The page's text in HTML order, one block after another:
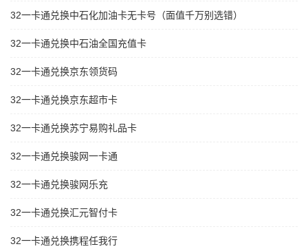
32一卡通兑换中石化加油卡无卡号（面值千万别选错）
32一卡通兑换中石油全国充值卡
32一卡通兑换京东领货码
32一卡通兑换京东超市卡
32一卡通兑换苏宁易购礼品卡
32一卡通兑换骏网一卡通
32一卡通兑换骏网乐充
32一卡通兑换汇元智付卡
32一卡通兑换携程任我行